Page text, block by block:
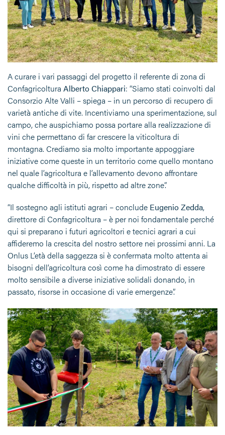
A curare i vari passaggi del progetto il referente di zona di
Confagricoltura Alberto Chiappari: “Siamo stati coinvolti dal
Consorzio Alte Valli – spiega – in un percorso di recupero di
varietà antiche di vite. Incentiviamo una sperimentazione, sul
campo, che auspichiamo possa portare alla realizzazione di
vini che permettano di far crescere la viticoltura di
montagna. Crediamo sia molto importante appoggiare
iniziative come queste in un territorio come quello montano
nel quale l’agricoltura e l’allevamento devono affrontare
qualche difficoltà in più, rispetto ad altre zone”.
“Il sostegno agli istituti agrari – conclude Eugenio Zedda,
direttore di Confagricoltura – è per noi fondamentale perché
qui si preparano i futuri agricoltori e tecnici agrari a cui
affideremo la crescita del nostro settore nei prossimi anni. La
Onlus L’età della saggezza si è confermata molto attenta ai
bisogni dell’agricoltura così come ha dimostrato di essere
molto sensibile a diverse iniziative solidali donando, in
passato, risorse in occasione di varie emergenze”.